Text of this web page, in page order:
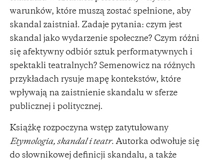
warunków, które muszą zostać spełnione, aby
skandal zaistniał. Zadaje pytania: czym jest
skandal jako wydarzenie społeczne? Czym różni
się afektywny odbiór sztuk performatywnych i
spektakli teatralnych? Semenowicz na różnych
przykładach rysuje mapę kontekstów, które
wpływają na zaistnienie skandalu w sferze
publicznej i politycznej.
Książkę rozpoczyna wstęp zatytułowany
Etymologia, skandal i teatr. Autorka odwołuje się
do słownikowej definicji skandalu, a także